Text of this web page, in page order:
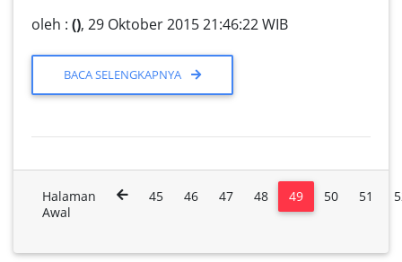
oleh : (), 29 Oktober 2015 21:46:22 WIB
BACA SELENGKAPNYA
Halaman
Awal
45 46 47 48 49 50 51